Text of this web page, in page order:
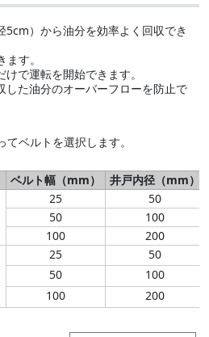
）から油分を効率よく回収でき
す。
で運転を開始できます。
た油分のオーバーフローを防止で
てベルトを選択します。
ベルト幅（mm）
井戸内径（mm）
25
50
50
100
100
200
25
50
50
100
100
200